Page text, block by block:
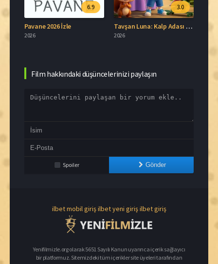
6.9
Pavane 2026 İzle
2026
3.0
Tavşan Luna: Kalp Adası Full HD İzle
2026
Film hakkındaki düşüncelerinizi paylaşın
Spoiler Gönder
ilbet mobil girişilbet yeni girişilbet giriş
Yenifilmizle.org olarak 5651 Sayılı Kanun uyarınca içerik sağlayıcı
bir platformuz. Sitemizdeki tüm içerikler site üyeleri tarafından